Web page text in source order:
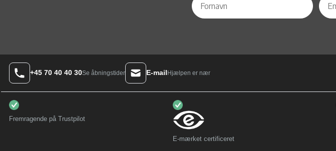
+45 70 40 40 30Se åbningstider E-mailHjælpen er nær
Fremragende på Trustpilot
E-mærket certificeret